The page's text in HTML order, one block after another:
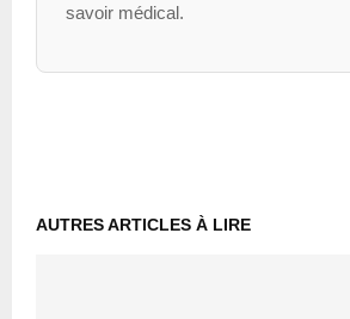
savoir médical.
AUTRES ARTICLES À LIRE